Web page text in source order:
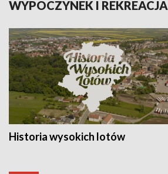
WYPOCZYNEK I REKREACJA
Historia wysokich lotów